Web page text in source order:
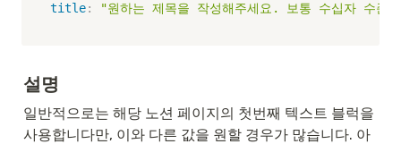
title: "원하는 제목을 작성해주세요. 보통 수십자 수준
설명
일반적으로는 해당 노션 페이지의 첫번째 텍스트 블럭을
사용합니다만, 이와 다른 값을 원할 경우가 많습니다. 아